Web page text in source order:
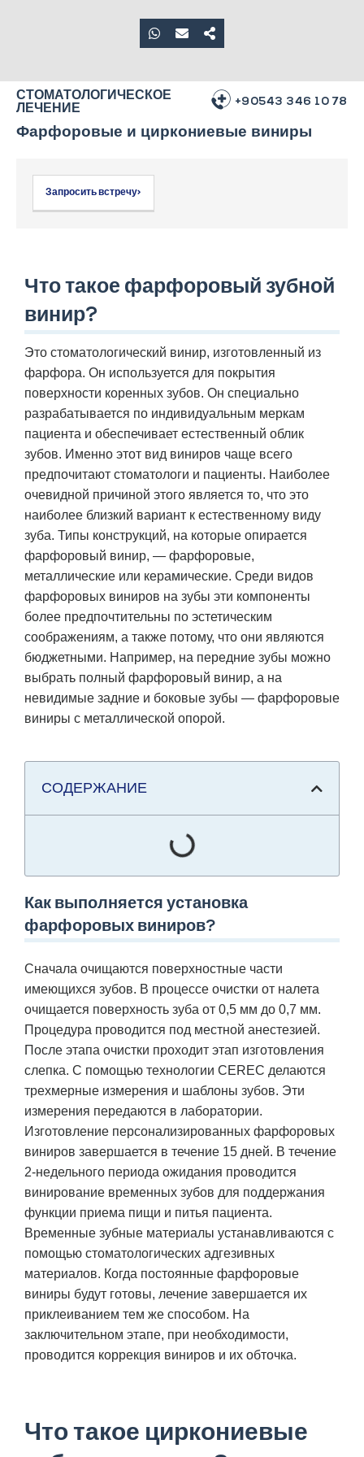
СТОМАТОЛОГИЧЕСКОЕ
ЛЕЧЕНИЕ
+90543 346 10 78
Фарфоровые и циркониевые виниры
Запросить встречу>
Что такое фарфоровый зубной
винир?
Это стоматологический винир, изготовленный из
фарфора. Он используется для покрытия
поверхности коренных зубов. Он специально
разрабатывается по индивидуальным меркам
пациента и обеспечивает естественный облик
зубов. Именно этот вид виниров чаще всего
предпочитают стоматологи и пациенты. Наиболее
очевидной причиной этого является то, что это
наиболее близкий вариант к естественному виду
зуба. Типы конструкций, на которые опирается
фарфоровый винир, — фарфоровые,
металлические или керамические. Среди видов
фарфоровых виниров на зубы эти компоненты
более предпочтительны по эстетическим
соображениям, а также потому, что они являются
бюджетными. Например, на передние зубы можно
выбрать полный фарфоровый винир, а на
невидимые задние и боковые зубы — фарфоровые
виниры с металлической опорой.
СОДЕРЖАНИЕ
Как выполняется установка
фарфоровых виниров?
Сначала очищаются поверхностные части
имеющихся зубов. В процессе очистки от налета
очищается поверхность зуба от 0,5 мм до 0,7 мм.
Процедура проводится под местной анестезией.
После этапа очистки проходит этап изготовления
слепка. С помощью технологии CEREC делаются
трехмерные измерения и шаблоны зубов. Эти
измерения передаются в лаборатории.
Изготовление персонализированных фарфоровых
виниров завершается в течение 15 дней. В течение
2-недельного периода ожидания проводится
винирование временных зубов для поддержания
функции приема пищи и питья пациента.
Временные зубные материалы устанавливаются с
помощью стоматологических адгезивных
материалов. Когда постоянные фарфоровые
виниры будут готовы, лечение завершается их
приклеиванием тем же способом. На
заключительном этапе, при необходимости,
проводится коррекция виниров и их обточка.
Что такое циркониевые